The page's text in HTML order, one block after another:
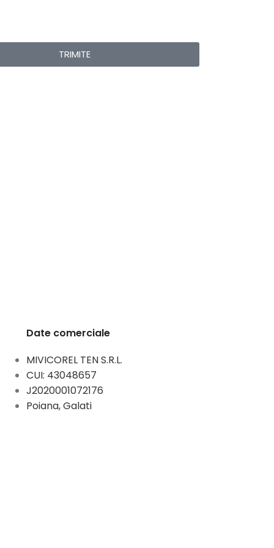
TRIMITE
Date comerciale
MIVICOREL TEN S.R.L.
CUI: 43048657
J2020001072176
Poiana, Galati